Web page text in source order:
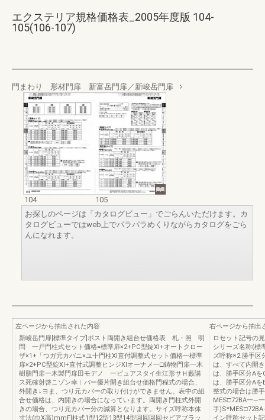
エクステリア規格価格表_2005年度版 104-
105(106-107)
門まわり 形材門扉 新富岳門扉／新峻岳門扉
104
105
お探しのページは「カタログビュー」でごらんいただけます。カ
タログビューではweb上でパラパラめくりながらカタログをごら
んになれます。
左ページから抽出された内容
新崚岳門扉[標準タイプ]ポスト両開き組台せ価格表 札・照 明
問 一戸門柱式セット価格=標準扉×2+PC型錠Xl+オートクロー
ザ×1+「つガ元カバニ×ユ十門柱Xl直付調整式セット価格一標準
扉×2+PC型錠Xl+直付式調整ヒンジXlオーナメ一□鋳物門扉一木
樹脂門扉一木製門扉田モデノ 一ピュアスタイ生江形サＨ藪講
ス死確射啓こゾン幸︱パー優片開き組台せ価格門程式の場合、
外開き↓ヨま、つり元カバーの取り付けができません。表中の組
合せ価格は、内開きの場合になっています。両開き門柱式外開
きの場合、つり元カバー分の減算となります。サイズ呼称本体
寸法(巾X高)mmF]柱式1型12型13型14型回回回回セビアブラッ
右ページから抽出
ロセット記号の
シリーズ名称(標
ズ呼称※2.勝手区
は、すべて内開
は、勝手区分Aを
は、勝手区分Aを
整式の場合は勝
MES□72BA一―
手
イン呼称セット